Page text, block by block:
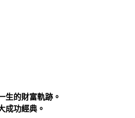
生的財富軌跡。
成功經典。